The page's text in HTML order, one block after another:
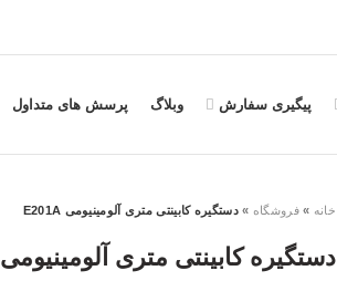
پیگیری سفارش وبلاگ پرسش های متداول
خانه »فروشگاه »دستگیره کابینتی متری آلومینیومی E201A
دستگیره کابینتی متری آلومینیومی E201A